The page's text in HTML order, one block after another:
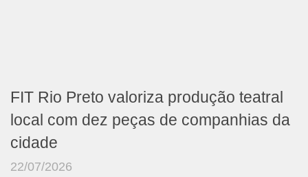
FIT Rio Preto valoriza produção teatral
local com dez peças de companhias da
cidade
22/07/2026